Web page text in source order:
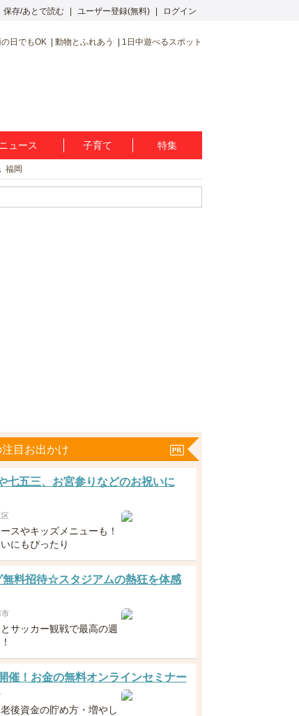
保存/あとで読む ユーザー登録(無料) ログイン
日でもOK 動物とふれあう 1日中遊べるスポット
ュース 子育て 特集
福岡
目お出かけ
七五三、お宮参りなどのお祝いに
スやキッズメニューも！
にもぴったり
料招待☆スタジアムの熱狂を体感
サッカー観戦で最高の週
催！お金の無料オンラインセミナー
後資金の貯め方・増やし